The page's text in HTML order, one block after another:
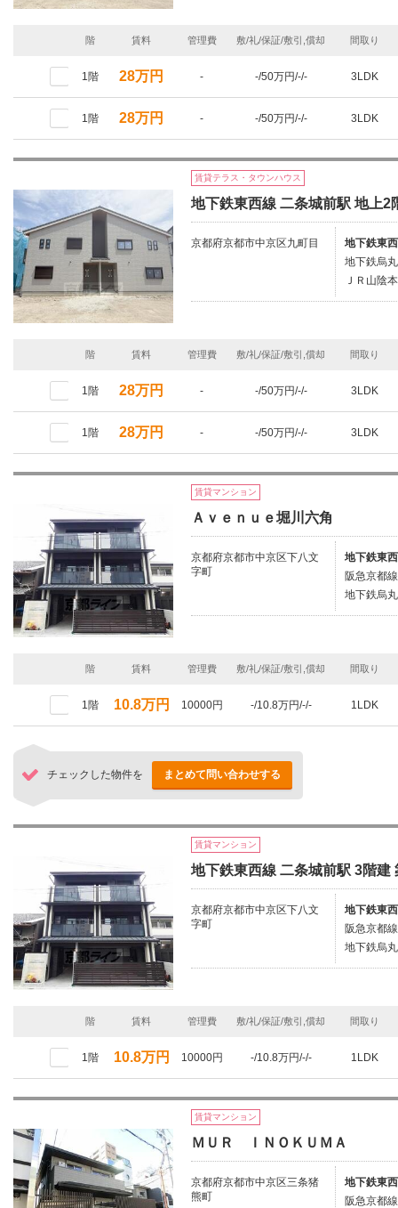
階 賃料 管理費 敷/礼/保証/敷引,償却 間取り
1階 28万円 - -/50万円/-/- 3LDK
1階 28万円 - -/50万円/-/- 3LDK
賃貸テラス・タウンハウス
地下鉄東西線 二条城前駅 地上2
京都府京都市中京区九町目
地下鉄東
地下鉄烏
ＪＲ山陰
階 賃料 管理費 敷/礼/保証/敷引,償却 間取り
1階 28万円 - -/50万円/-/- 3LDK
1階 28万円 - -/50万円/-/- 3LDK
賃貸マンション
Ａｖｅｎｕｅ堀川六角
京都府京都市中京区下八文
字町
地下鉄東
阪急京都
地下鉄烏
階 賃料 管理費 敷/礼/保証/敷引,償却 間取り
1階 10.8万円 10000円 -/10.8万円/-/- 1LDK
チェックした物件を まとめて問い合わせする
賃貸マンション
地下鉄東西線 二条城前駅 3階建
京都府京都市中京区下八文
字町
地下鉄東
阪急京都
地下鉄烏
階 賃料 管理費 敷/礼/保証/敷引,償却 間取り
1階 10.8万円 10000円 -/10.8万円/-/- 1LDK
賃貸マンション
ＭＵＲ ＩＮＯＫＵＭＡ
京都府京都市中京区三条猪
熊町
地下鉄東
阪急京都